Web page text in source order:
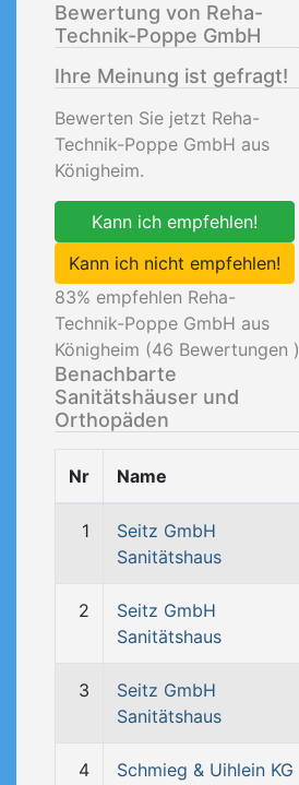
Bewertung von Reha-
Technik-Poppe GmbH
Ihre Meinung ist gefragt!
Bewerten Sie jetzt Reha-
Technik-Poppe GmbH aus
Königheim.
Kann ich empfehlen!
Kann ich nicht empfehlen!
83% empfehlen Reha-
Technik-Poppe GmbH aus
Königheim (46 Bewertungen )
Benachbarte
Sanitätshäuser und
Orthopäden
Nr Name
1
Seitz GmbH
Sanitätshaus
2
Seitz GmbH
Sanitätshaus
3
Seitz GmbH
Sanitätshaus
4
Schmieg & Uihlein KG